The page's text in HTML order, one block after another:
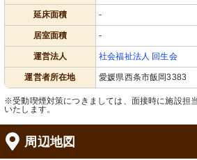
延床面積 -
居室面積 -
運営法人 社会福祉法人 回生会
運営者所在地 愛媛県西条市飯岡3383
※受動喫煙対策につきましては、面接時に施設担
いたします。
周辺地図